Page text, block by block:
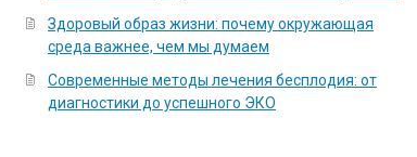
Здоровый образ жизни: почему окружающая
среда важнее, чем мы думаем
Современные методы лечения бесплодия: от
диагностики до успешного ЭКО